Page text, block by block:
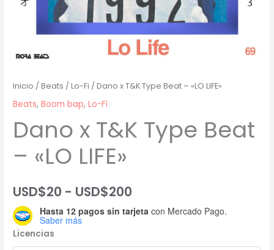
Inicio /Beats /Lo-Fi / Dano x T&K Type Beat – «LO LIFE»
Beats,Boom bap,Lo-Fi
Dano x T&K Type Beat
– «LO LIFE»
USD$20 - USD$200
de
Hasta 12 pagos sin tarjeta con Mercado Pago.
Saber más
Licencias